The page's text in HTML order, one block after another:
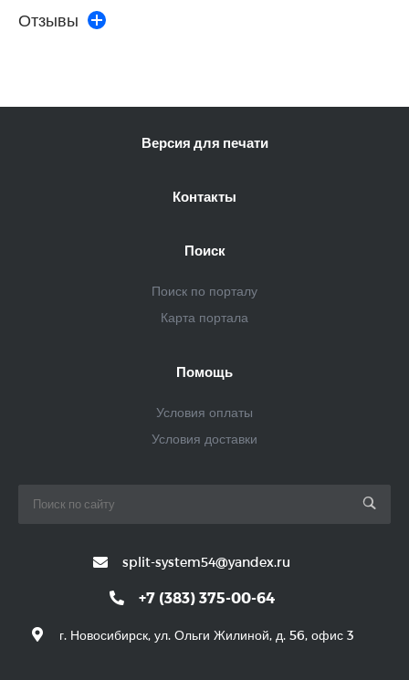
Отзывы
Версия для печати
Контакты
Поиск
Поиск по порталу
Карта портала
Помощь
Условия оплаты
Условия доставки
split-system54@yandex.ru
+7 (383) 375-00-64
г. Новосибирск, ул. Ольги Жилиной, д. 56, офис 3